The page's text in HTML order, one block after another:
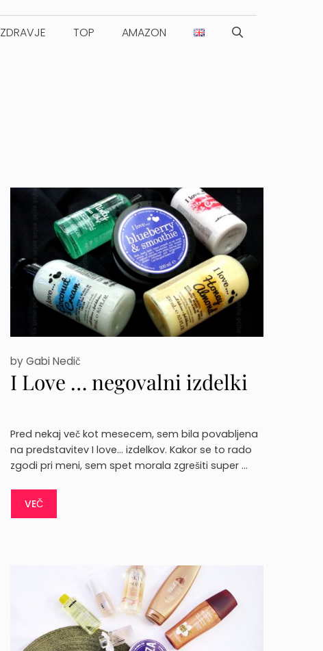
ZDRAVJE TOP AMAZON
I Love … negovalni izdelki
byGabi Nedič
Pred nekaj več kot mesecem, sem bila povabljena
na predstavitev I love… izdelkov. Kakor se to rado
zgodi pri meni, sem spet morala zgrešiti super …
VEČ